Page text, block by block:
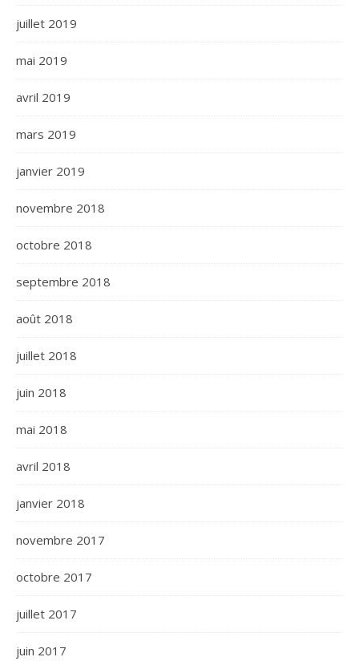
juillet 2019
mai 2019
avril 2019
mars 2019
janvier 2019
novembre 2018
octobre 2018
septembre 2018
août 2018
juillet 2018
juin 2018
mai 2018
avril 2018
janvier 2018
novembre 2017
octobre 2017
juillet 2017
juin 2017